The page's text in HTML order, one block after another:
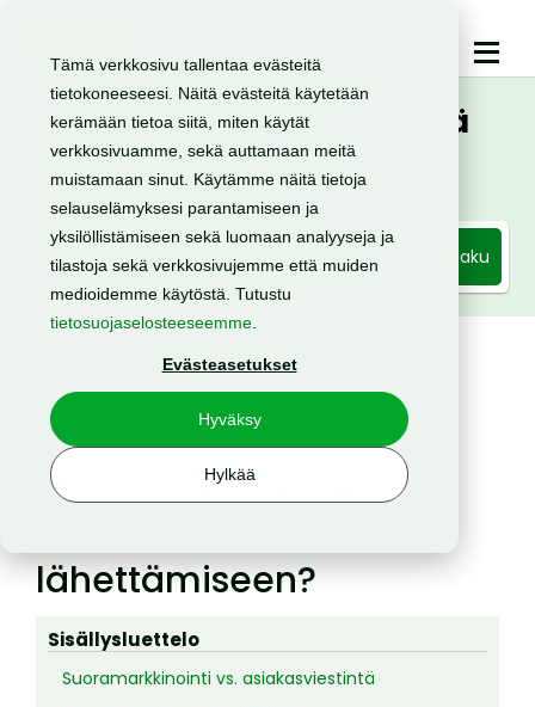
Tämä verkkosivu tallentaa evästeitä
tietokoneeseesi. Näitä evästeitä käytetään
kerämään tietoa siitä, miten käytät
verkkosivuamme, sekä auttamaan meitä
muistamaan sinut. Käytämme näitä tietoja
selauselämyksesi parantamiseen ja
yksilöllistämiseen sekä luomaan analyyseja ja
tilastoja sekä verkkosivujemme että muiden
medioidemme käytöstä. Tutustu
tietosuojaselosteeseemme
Evästeasetukset
Hyväksy
Hylkää
Ohjeita ja usein kysyttyjä
kysymyksiä
Haku
< Takaisin tukisivulle
Mitä lupia tarvitsen
lähettämiseen?
Sisällysluettelo
Suoramarkkinointi vs. asiakasviestintä